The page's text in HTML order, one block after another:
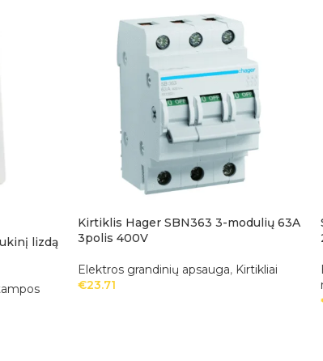
lizdą
Kirtiklis Hager SBN363 3-modulių 63A
3polis 400V
Elektros grandinių apsauga, Kirtikliai
€23.71